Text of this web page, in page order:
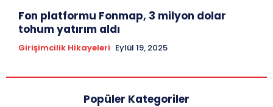
Fon platformu Fonmap, 3 milyon dolar
tohum yatırım aldı
Girişimcilik Hikayeleri Eylül 19, 2025
Popüler Kategoriler